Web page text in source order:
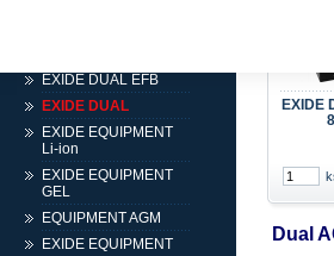
EXIDE DUAL EFB
EXIDE DUAL
EXIDE EQUIPMENT
Li-ion
EXIDE EQUIPMENT
GEL
EQUIPMENT AGM
EXIDE EQUIPMENT
EXIDE
Dual